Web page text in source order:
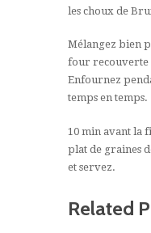
les choux de
Mélangez bien
four recouverte
Enfournez
temps en temps.
10 min avant la
plat de graines
et servez.
Related